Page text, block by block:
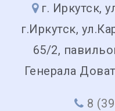
г. Иркутск,
г.Иркутск,
65/2,
Генерала
8